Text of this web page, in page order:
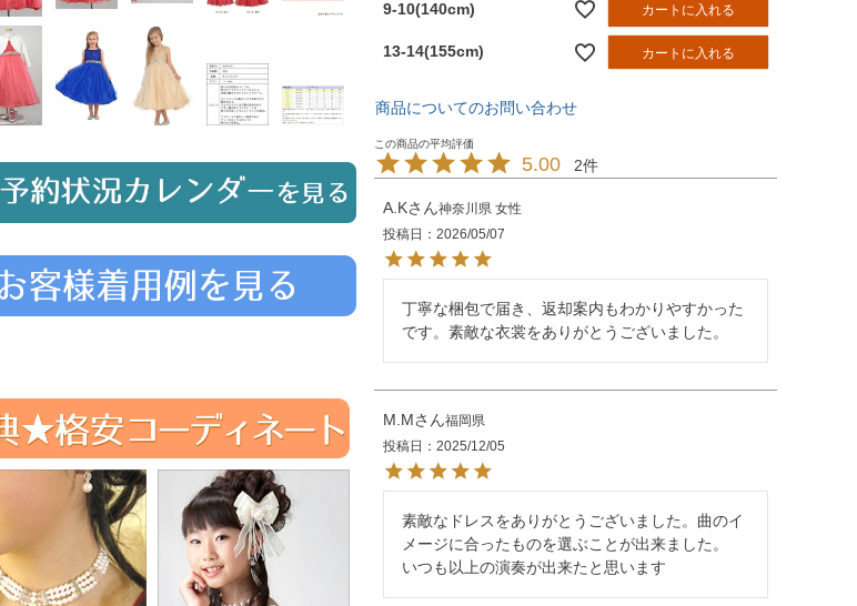
9-10(140cm) カートに入れる
13-14(155cm) カートに入れる
商品についてのお問い合わせ
5.00 2
A.K 神奈川県 女性
投稿日
2026/05/07
丁寧な梱包で届き、返却案内もわかりやすかった
です。素敵な衣裳をありがとうございました。
M.M
福岡県
投稿日
2025/12/05
素敵なドレスをありがとうございました。曲のイ
メージに合ったものを選ぶことが出来ました。
いつも以上の演奏が出来たと思います